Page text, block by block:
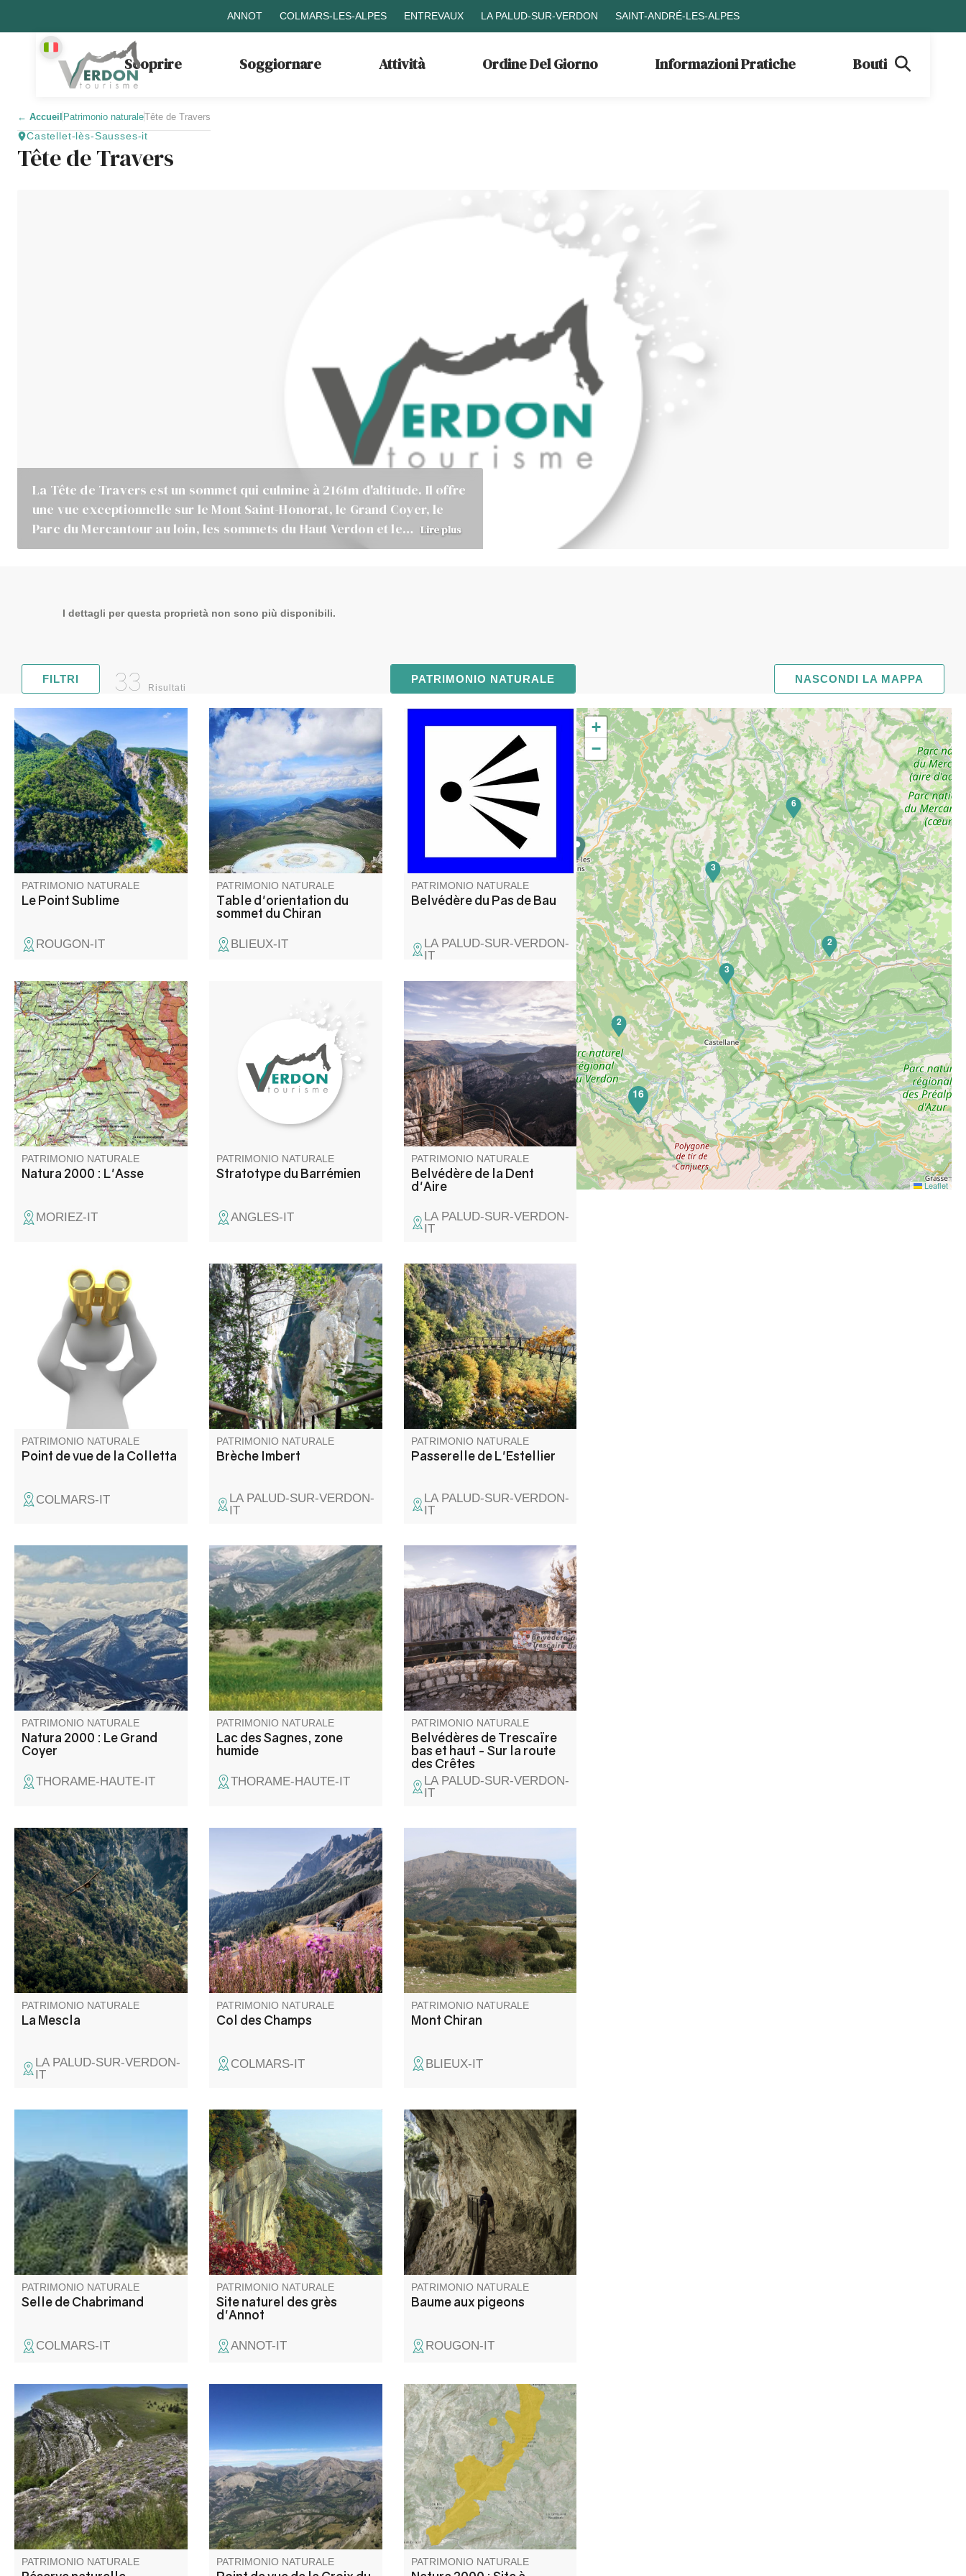
ANNOT COLMARS-LES-ALPES ENTREVAUX LA PALUD-SUR-VERDON SAINT-ANDRÉ-LES-ALPES
Scoprire Soggiornare Attività Ordine Del Giorno Informazioni Pratiche Boutique
← Accueil Patrimonio naturaleTête de Travers
Castellet-lès-Sausses-it
Tête de Travers
La Tête de Travers est un sommet qui culmine à 2161m d'altitude. Il offre
une vue exceptionnelle sur le Mont Saint-Honorat, le Grand Coyer, le
Parc du Mercantour au loin, les sommets du Haut Verdon et le… Lire plus
I dettagli per questa proprietà non sono più disponibili.
FILTRI 33 Risultati
PATRIMONIO NATURALE NASCONDI LA MAPPA
Le Point Sublime est l'un des
points de vue les plus
pittoresques sur les gorges du
Verdon. Ce point de vue se
trouve sur la rive droite, en aval
du village de Rougon.
PATRIMONIO NATURALE
Le Point Sublime
ROUGON-IT
Du mont Ventoux, au mont
Pelvoux, de l'étang de Berre à
l'arrière pays Niçois, cette table
vous permettra d'admirer les
différents sommets et points
qui vous feront face.
PATRIMONIO NATURALE
Table d'orientation du
sommet du Chiran
BLIEUX-IT
Le Belvédère du Pas de Bau
est un peu caché, non loin de
la route... C'est le dernier avant
la zone en sens unique et c'est
le plus haut en altitude de tous
PATRIMONIO NATURALE
Belvédère du Pas de Bau
LA PALUD-SUR-VERDON-
IT
Le site de l’Asse comporte une
caractéristique principale : la
partie amont comprend les
terres agricoles alors que le
périmètre en aval de la clue de
Chabrières ne concentre que le
lit de la rivière ainsi que sa
ripisylve.
PATRIMONIO NATURALE
Natura 2000 : L'Asse
MORIEZ-IT
Au bord de la route RD 33,
(présence d'un panneau) avant
d'arriver au village d'Angles, se
trouve ce trésor naturel qui tire
son nom du village de
Barrême, au cœur de La
Réserve Naturelle Géologique
de Haute - Provence.
PATRIMONIO NATURALE
Stratotype du Barrémien
ANGLES-IT
C’est certainement le plus
panoramique de tous les
belvédères... Il a été rénové en
2018 dans le cadre de
l’Opération Grand Site des
Gorges du Verdon.
PATRIMONIO NATURALE
Belvédère de la Dent
d'Aire
LA PALUD-SUR-VERDON-
IT
Il surplombe la cité fortifiée de
Colmars
PATRIMONIO NATURALE
Point de vue de la Colletta
COLMARS-IT
La Brèche Imbert est située au
milieu du Blanc-Martel, c'est un
escalier dans le vide, avec des
rambardes, de 274 marches
est l'un des points de vues les
plus impressionnant du sentier
Blanc-Martel.
PATRIMONIO NATURALE
Brèche Imbert
LA PALUD-SUR-VERDON-
IT
Passerelle piétonne au dessus
du Verdon qui permettait de
traverser d'une rive à l'autre,
du Var aux Alpes de Hautes
Provence.
PATRIMONIO NATURALE
Passerelle de L'Estellier
LA PALUD-SUR-VERDON-
IT
Le site Natura 2000 du Grand
Coyer abrite une diversité
exceptionnelle d’habitats
naturels (pelouses alpines,
forêts anciennes, éboulis,
zones humides) et d’espèces
animales et végétales
(chauves-souris, Vipère
d’Orsini, papillons, Ancolie de
Reuter).
PATRIMONIO NATURALE
Natura 2000 : Le Grand
Coyer
THORAME-HAUTE-IT
La zone humide du Lac des
Sagnes, à cheval sur les
communes de Thorame-Basse
et de Thorame-Haute, se situe
en queue d’une retenue
artificielle créée dans les
années 1960 pour l’irrigation.
PATRIMONIO NATURALE
Lac des Sagnes, zone
humide
THORAME-HAUTE-IT
offrent les premiers point de
vues sur les Gorges du Verdon,
à partir de la Route des Crêtes.
On peut voire en bas du
canyon trois tours rocheuses,
en rive gauche, qui ont donnés
leurs nom à ces belvédères.
PATRIMONIO NATURALE
Belvédères de Trescaïre
bas et haut - Sur la route
des Crêtes
LA PALUD-SUR-VERDON-
IT
La Mescla (le mélange en
Occitan) est le point où le
Verdon et son affluent l'Artuby
se rencontrent.
PATRIMONIO NATURALE
La Mescla
LA PALUD-SUR-VERDON-
IT
Col de montagne routier situé à
2 045 m d'altitude, entre Alpes
de Haute Provence et Alpes
Maritimes. En bordure de la
zone coeur du Parc national du
Mercantour, il offre une vue
panoramique d'exception. C'est
aussi le royaume des
marmottes.
PATRIMONIO NATURALE
Col des Champs
COLMARS-IT
Le mont Chiran (1 905 m),
second sommet des Préalpes
du Verdon, offre un panorama
exceptionnel : des Alpes du
Sud à la Provence, jusqu’à la
Méditerranée et, par temps
clair, le Canigou. Un belvédère
unique pour les amoureux de
grands horizons.
PATRIMONIO NATURALE
Mont Chiran
BLIEUX-IT
la Montagne de Jassine se
trouve le rocher de
Chabrimand.
PATRIMONIO NATURALE
Selle de Chabrimand
COLMARS-IT
Le site des grès d'Annot est un
monde étonnant où se mêlent
blocs de grès cyclopéens,
légendes ancestrales et
histoire plurimillénaire.
Dominant le village, une
superficie de 150 ha est
désormais classée Espace
Naturel Sensible.
PATRIMONIO NATURALE
Site naturel des grès
d'Annot
ANNOT-IT
Située à la fin du Sentier Blanc-
Martel et au début du sentier
du Couloir Samson, cette
baume au milieu du tunnel du
Baou offre l'une des vues les
plus sauvages des Gorges du
Verdon.
PATRIMONIO NATURALE
Baume aux pigeons
ROUGON-IT
La réserve naturelle
géologique de Haute-Provence
située entre le Verdon et la
Durance est labellisé pour la
diversité de ses paysages,
témoins du passé géologique
de ce massif et de la Terre. Elle
est la plus grande réserve de
ce type en Europe.
PATRIMONIO NATURALE
la haute vallée du Verdon.
PATRIMONIO NATURALE
Zone représentative de l'étage
subméditerranéen où dominent
les landes à buis, genêt
cendré, lavande. Zone peu
prospectée au niveau espèces
végétales et milieux. Gorges
remarquables.
PATRIMONIO NATURALE
2
16
3
6
2
3
+
−
Leaflet